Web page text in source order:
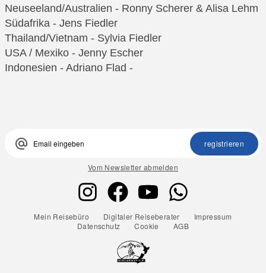
Neuseeland/Australien - Ronny Scherer & Alisa Lehm
Südafrika - Jens Fiedler
Thailand/Vietnam - Sylvia Fiedler
USA / Mexiko - Jenny Escher
Indonesien - Adriano Flad -
alternate_email registrieren
Vom Newsletter abmelden
Mein Reisebüro Digitaler Reiseberater
Impressum
Datenschutz
Cookie AGB